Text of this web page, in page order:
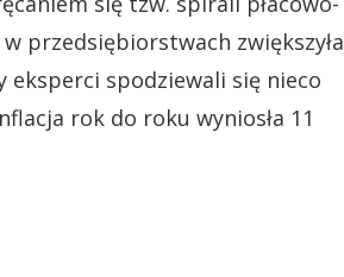
przedsiębiorstwach zwiększyła
eksperci spodziewali się nieco
rok do roku wyniosła 11